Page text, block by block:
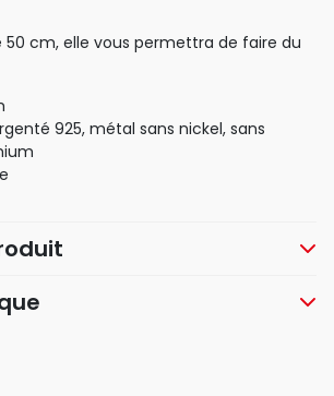
50 cm, elle vous permettra de faire du
925, métal sans nickel, sans